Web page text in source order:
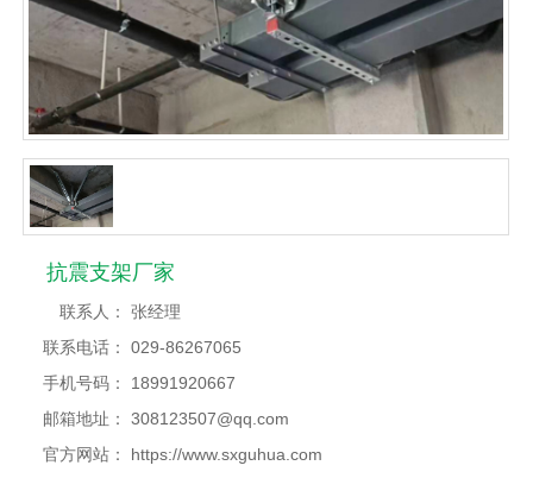
抗震支架厂家
联系人：
张经理
联系电话：
029-86267065
手机号码：
18991920667
邮箱地址：
308123507@qq.com
官方网站：
https://www.sxguhua.com